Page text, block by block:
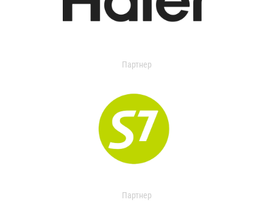
Партнер
Партнер